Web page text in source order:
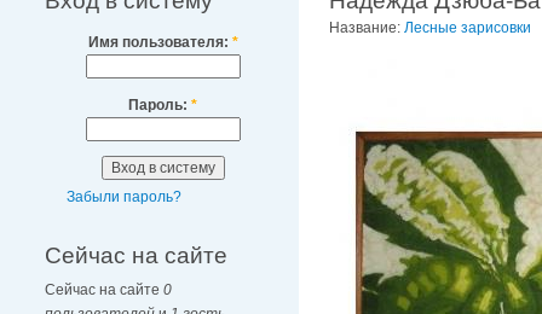
Имя пользователя: *
Пароль: *
Забыли пароль?
Сейчас на сайте
Сейчас на сайте 0
Название: Лесные зарисовки